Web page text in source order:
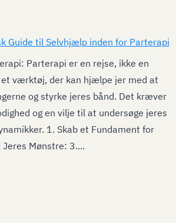
Guide til Selvhjælp inden for Parterapi
Parterapi er en rejse, ikke en
værktøj, der kan hjælpe jer med at
og styrke jeres bånd. Det kræver
og en vilje til at undersøge jeres
1. Skab et Fundament for
Jeres Mønstre: 3....